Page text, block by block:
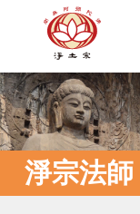
淨宗法師